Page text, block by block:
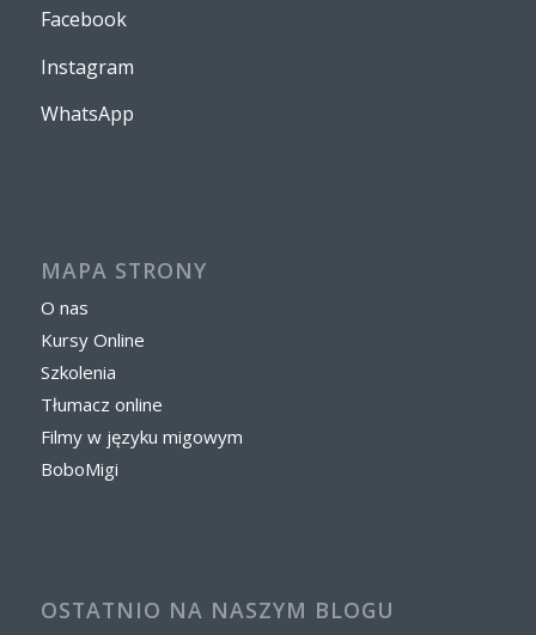
Facebook
Instagram
WhatsApp
MAPA STRONY
O nas
Kursy Online
Szkolenia
Tłumacz online
Filmy w języku migowym
BoboMigi
OSTATNIO NA NASZYM BLOGU